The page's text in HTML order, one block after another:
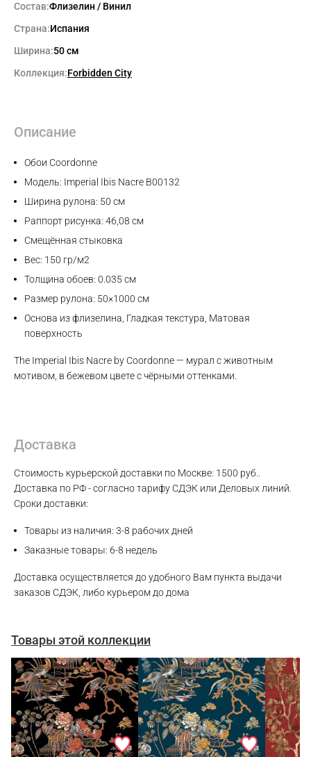
Состав:Флизелин / Винил
Страна:Испания
Ширина:50 см
Коллекция:Forbidden City
Описание
Обои Coordonne
Модель: Imperial Ibis Nacre B00132
Ширина рулона: 50 см
Раппорт рисунка: 46,08 см
Смещённая стыковка
Вес: 150 гр/м2
Толщина обоев: 0.035 см
Размер рулона: 50×1000 см
Основа из флизелина, Гладкая текстура, Матовая
поверхность
The Imperial Ibis Nacre by Coordonne — мурал с животным
мотивом, в бежевом цвете с чёрными оттенками.
Доставка
Стоимость курьерской доставки по Москве: 1500 руб..
Доставка по РФ - согласно тарифу СДЭК или Деловых линий.
Сроки доставки:
Товары из наличия: 3-8 рабочих дней
Заказные товары: 6-8 недель
Доставка осуществляется до удобного Вам пункта выдачи
заказов СДЭК, либо курьером до дома
Товары этой коллекции